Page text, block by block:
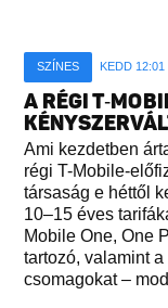
SZÍNES KEDD 12:01
A RÉGI
Ami kezdetben
régi T-Mobile-
társaság e héttől
10–15 éves
Mobile One, One
tartozó, valamint
csomagokat –